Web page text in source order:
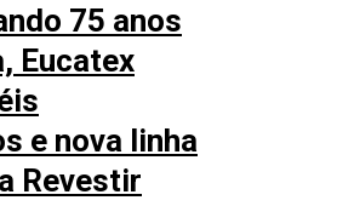
75 anos
Eucatex
e nova linha
Revestir